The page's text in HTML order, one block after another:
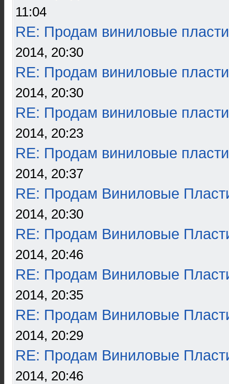
11:04
RE: Продам виниловые
2014, 20:30
RE: Продам виниловые
2014, 20:30
RE: Продам виниловые
2014, 20:23
RE: Продам виниловые
2014, 20:37
RE: Продам Виниловые
2014, 20:30
RE: Продам Виниловые
2014, 20:46
RE: Продам Виниловые
2014, 20:35
RE: Продам Виниловые
2014, 20:29
RE: Продам Виниловые
2014, 20:46